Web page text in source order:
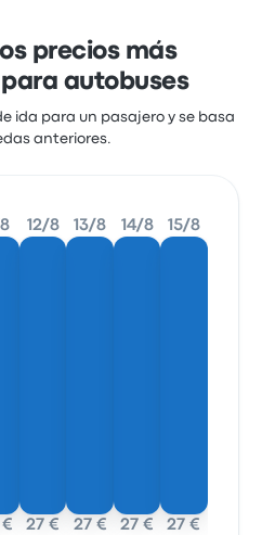
precios más
autobuses
ida para un pasajero y se basa
anteriores.
€
12/8
27 €
13/8
27 €
14/8
27 €
15/8
27 €